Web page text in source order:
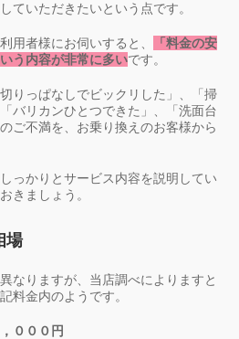
ていただきたいという点です。
用者様にお伺いすると、
「料金の安
う内容が非常に多いです。
りっぱなしでビックリした」、「掃
バリカンひとつできた」、「洗面台
ご不満を、お乗り換えのお客様から
っかりとサービス内容を説明してい
きましょう。
場
なりますが、当店調べによりますと
料金内のようです。
０００円